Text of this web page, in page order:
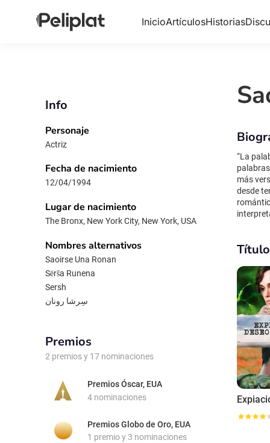
InicioArtículosHistorias
Info
Personaje
Actriz
Fecha de nacimiento
12/04/1994
Lugar de nacimiento
The Bronx, New York City, New York, USA
Nombres alternativos
Saoirse Una Ronan
Sērša Runena
Sersh
سِرشا رونان
Premios
2 premios y 17 nominaciones
Premios Óscar, EUA
4 nominaciones
Premios Globo de Oro, EUA
1 premio y 3 nominaciones
“La
más
desde
The
más su